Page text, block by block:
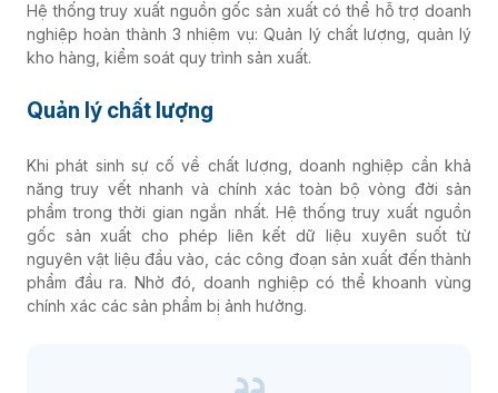
Hệ thống truy xuất nguồn gốc sản xuất có thể hỗ trợ doanh
nghiệp hoàn thành 3 nhiệm vụ: Quản lý chất lượng, quản lý
kho hàng, kiểm soát quy trình sản xuất.
Quản lý chất lượng
Khi phát sinh sự cố về chất lượng, doanh nghiệp cần khả
năng truy vết nhanh và chính xác toàn bộ vòng đời sản
phẩm trong thời gian ngắn nhất. Hệ thống truy xuất nguồn
gốc sản xuất cho phép liên kết dữ liệu xuyên suốt từ
nguyên vật liệu đầu vào, các công đoạn sản xuất đến thành
phẩm đầu ra. Nhờ đó, doanh nghiệp có thể khoanh vùng
chính xác các sản phẩm bị ảnh hưởng.